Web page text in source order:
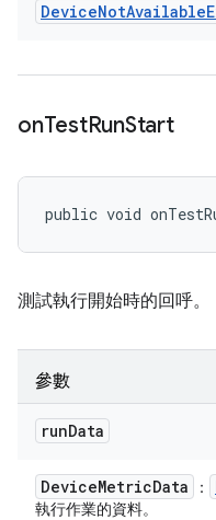
DeviceNotAvailable
onTestRunStart
public void
測試執行開始時的回呼。
參數
runData
DeviceMetricData ：
執行作業的資料。